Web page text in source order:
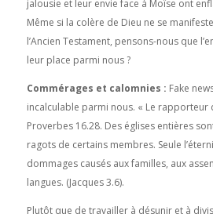
jalousie et leur envie face à Moïse ont
Même si la colère de Dieu ne se
l’Ancien Testament, pensons-nous que
leur place parmi nous ?
Commérages et calomnies : Fake
incalculable parmi nous. « Le rapporteur
Proverbes 16.28. Des églises entières
ragots de certains membres. Seule
dommages causés aux familles, aux
langues. (Jacques 3.6).
Plutôt que de travailler à désunir et à